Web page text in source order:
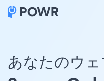
あなたのウ